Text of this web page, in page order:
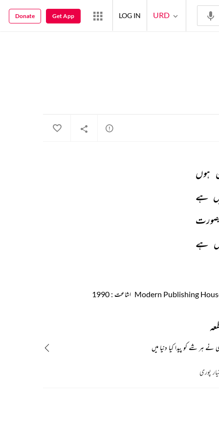
ہوں
ہے
ہے
اشاعت : 1990
ہر شے کو پیدا کیا دنیا میں
پوری
URD
LOG IN
Get App
Donate